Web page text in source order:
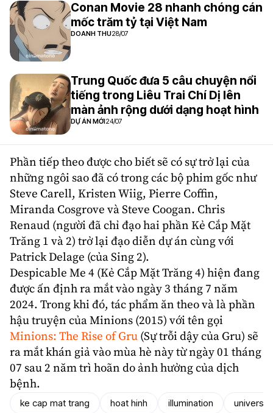
Conan Movie 28 nhanh chóng cán
mốc trăm tỷ tại Việt Nam
DOANH THU28/07
Trung Quốc đưa 5 câu chuyện nổi
tiếng trong Liêu Trai Chí Dị lên
màn ảnh rộng dưới dạng hoạt hình
DỰ ÁN MỚI24/07
Phần tiếp theo được cho biết sẽ có sự trở lại của
những ngôi sao đã có trong các bộ phim gốc như
Steve Carell, Kristen Wiig, Pierre Coffin,
Miranda Cosgrove vàSteve Coogan. Chris
Renaud (người đã chỉ đạo hai phần Kẻ Cắp Mặt
Trăng 1 và 2) trở lại đạo diễn dự án cùng với
Patrick Delage (của Sing 2).
Despicable Me 4 (Kẻ Cắp Mặt Trăng 4) hiện đang
được ấn định ra mắt vào ngày 3 tháng 7 năm
2024. Trong khi đó, tác phẩm ăn theo và là phần
hậu truyện của Minions (2015) với tên gọi
Minions: The Rise of Gru (Sự trỗi dậy của Gru) sẽ
ra mắt khán giả vào mùa hè này từ ngày 01 tháng
07 sau 2 năm trì hoãn do ảnh hưởng của dịch
bệnh.
ke cap mat trang hoat hinh illumination